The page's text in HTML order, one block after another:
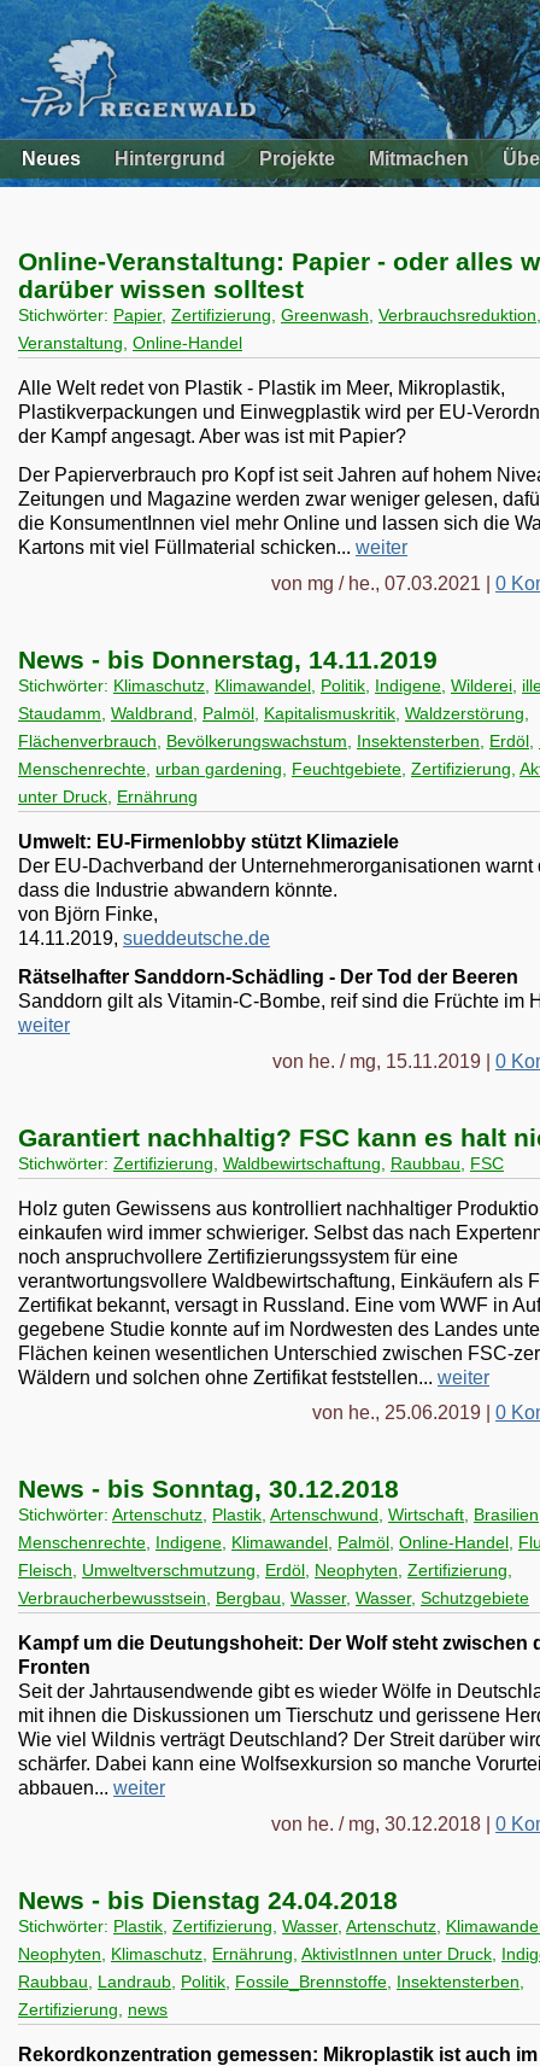
Neues Hintergrund Projekte Mitmachen
Online-Veranstaltung: Papier - oder alles
darüber wissen solltest
Stichwörter: Papier, Zertifizierung, Greenwash, Verbrauchsreduktion,
Veranstaltung, Online-Handel
Alle Welt redet von Plastik - Plastik im Meer, Mikroplastik,
Plastikverpackungen und Einwegplastik wird per EU-
der Kampf angesagt. Aber was ist mit Papier?
Der Papierverbrauch pro Kopf ist seit Jahren auf hohem
Zeitungen und Magazine werden zwar weniger gelesen,
die KonsumentInnen viel mehr Online und lassen sich die
Kartons mit viel Füllmaterial schicken... weiter
von mg / he., 07.03.2021 | 0
News - bis Donnerstag, 14.11.2019
Stichwörter: Klimaschutz Klimawandel Politik Indigene Wilderei
Staudamm Waldbrand Palmöl Kapitalismuskritik Waldzerstörung
Flächenverbrauch
Bevölkerungswachstum Insektensterben Erdöl
Menschenrechte urban gardening Feuchtgebiete Zertifizierung
unter Druck
Ernährung
Umwelt: EU-Firmenlobby stützt Klimaziele
Der EU-Dachverband der Unternehmerorganisationen warnt
dass die Industrie abwandern könnte.
von Björn Finke,
14.11.2019, sueddeutsche.de
Rätselhafter Sanddorn-Schädling - Der Tod der Beeren
Sanddorn gilt als Vitamin-C-Bombe, reif sind die Früchte im
weiter
von he. / mg, 15.11.2019 | 0
Garantiert nachhaltig? FSC kann es halt
Stichwörter: Zertifizierung Waldbewirtschaftung Raubbau FSC
Holz guten Gewissens aus kontrolliert nachhaltiger
einkaufen wird immer schwieriger. Selbst das nach
noch anspruchvollere Zertifizierungssystem für eine
verantwortungsvollere Waldbewirtschaftung, Einkäufern als
Zertifikat bekannt, versagt in Russland. Eine vom WWF in
gegebene Studie konnte auf im Nordwesten des Landes
Flächen keinen wesentlichen Unterschied zwischen FSC-
Wäldern und solchen ohne Zertifikat feststellen... weiter
von he., 25.06.2019 | 0
News - bis Sonntag, 30.12.2018
Stichwörter: Artenschutz, Plastik, Artenschwund , Wirtschaft, Brasilien
Menschenrechte, Indigene, Klimawandel , Palmöl , Online-Handel ,
Fleisch, Umweltverschmutzung, Erdöl , Neophyten, Zertifizierung,
Verbraucherbewusstsein, Bergbau, Wasser, Wasser, Schutzgebiete
Kampf um die Deutungshoheit: Der Wolf steht zwischen
Fronten
Seit der Jahrtausendwende gibt es wieder Wölfe in
mit ihnen die Diskussionen um Tierschutz und gerissene
Wie viel Wildnis verträgt Deutschland? Der Streit darüber
schärfer. Dabei kann eine Wolfsexkursion so manche
abbauen... weiter
von he. / mg, 30.12.2018 | 0
News - bis Dienstag 24.04.2018
Stichwörter: Plastik Zertifizierung Wasser, Artenschutz
Neophyten
Klimaschutz Ernährung AktivistInnen unter Druck
Raubbau
Landraub Politik Fossile_Brennstoffe Insektensterben
Zertifizierung
news
Rekordkonzentration gemessen: Mikroplastik ist auch im